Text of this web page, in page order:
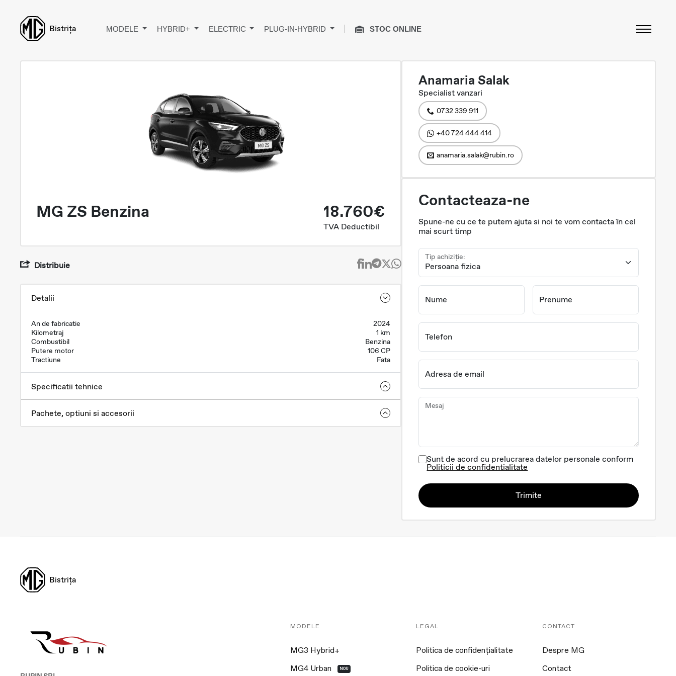
Bistrița MODELE HYBRID+ ELECTRIC PLUG-IN-HYBRID STOC ONLINE
MG ZS Benzina 18.760€
TVA Deductibil
Distribuie
Detalii
An de fabricatie
2024
Kilometraj
1 km
Combustibil
Benzina
Putere motor
106 CP
Tractiune
Fata
Specificatii tehnice
Pachete, optiuni si accesorii
Anamaria Salak
Specialist vanzari
0732 339 911
+40 724 444 414
anamaria.salak@rubin.ro
Contacteaza-ne
Spune-ne cu ce te putem ajuta si noi te vom contacta în cel
mai scurt timp
Tip achiziție:
Nume Prenume
Telefon
Adresa de email
Mesaj
Sunt de acord cu prelucrarea datelor personale conform
Politicii de confidentialitate
Trimite
Bistrița
MODELE
MG3 Hybrid+
MG4 Urban NOU
LEGAL
Politica de confidențialitate
Politica de cookie-uri
CONTACT
Despre MG
Contact